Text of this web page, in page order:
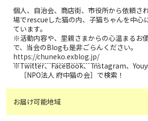
個人、自治会、商店街、市役所から依頼さ
場でrescueした猫の内、子猫ちゃんを中心
ています。
※活動内容や、里親さまからの心温まるお
で、当会のBlogも是非ごらんください。
https://chuneko.exblog.jp/
※Twitter、FaceBook、 Instagram、
［NPO法人 府中猫の会］で検索！
お届け可能地域